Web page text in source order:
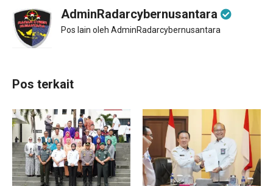
AdminRadarcybernusantara
Pos lain oleh AdminRadarcybernusantara
Pos terkait